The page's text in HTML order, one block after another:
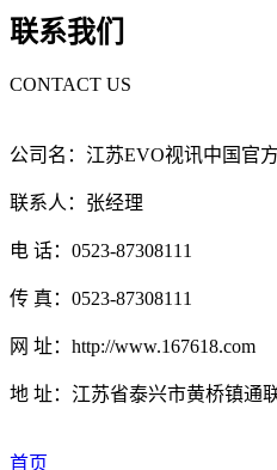
联系我们
CONTACT US
公司名：江苏EVO视讯中国官
联系人：张经理
电 话：0523-87308111
传 真：0523-87308111
网 址：http://www.167618.com
地 址：江苏省泰兴市黄桥镇通
首页